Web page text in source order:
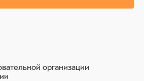
организации